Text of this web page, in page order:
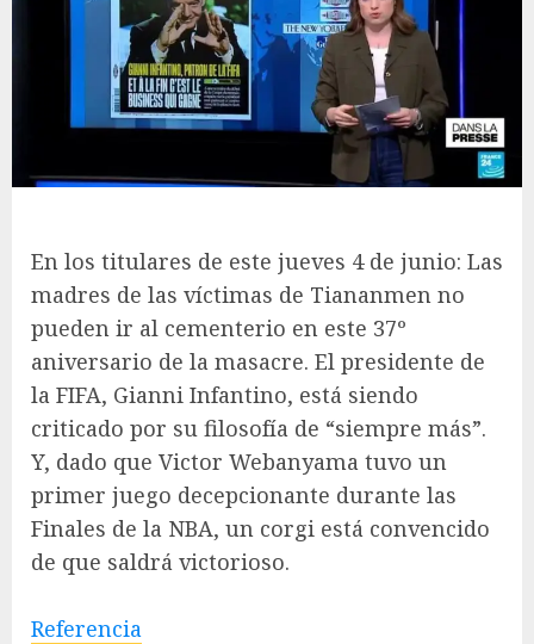
En los titulares de este jueves 4 de junio: Las
madres de las víctimas de Tiananmen no
pueden ir al cementerio en este 37º
aniversario de la masacre. El presidente de
la FIFA, Gianni Infantino, está siendo
criticado por su filosofía de “siempre más”.
Y, dado que Victor Webanyama tuvo un
primer juego decepcionante durante las
Finales de la NBA, un corgi está convencido
de que saldrá victorioso.
Referencia